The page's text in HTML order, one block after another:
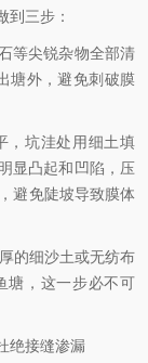
到三步：
等尖锐杂物全部清
塘外，避免刺破膜
，坑洼处用细土填
显凸起和凹陷，压
避免陡坡导致膜体
的细沙土或无纺布
塘，这一步必不可
绝接缝渗漏